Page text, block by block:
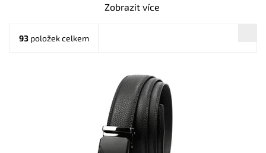
Zobrazit více
93 položek celkem
Pánský kožený opasek Nordee v černé barvě kůže se
zapínáním na mechanicky posuvnou sponu v celkové délce
Skladem
Nordee